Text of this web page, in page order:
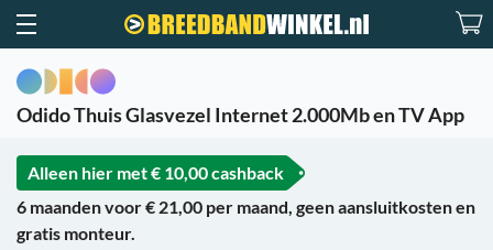
Odido Thuis Glasvezel Internet 2.000Mb en TV App
Alleen hier met€ 10,00 cashback
6 maanden voor € 21,00 per maand, geen aansluitkosten en
gratis monteur.